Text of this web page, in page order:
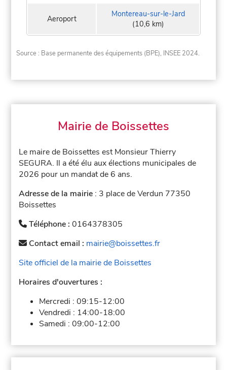
Aeroport
Montereau-sur-le-Jard
(10,6 km)
Source : Base permanente des équipements (BPE), INSEE 2024.
Mairie de Boissettes
Le maire de Boissettes est Monsieur Thierry
SEGURA. Il a été élu aux élections municipales de
2026 pour un mandat de 6 ans.
Adresse de la mairie : 3 place de Verdun 77350
Boissettes
Téléphone :0164378305
Contact email : mairie@boissettes.fr
Site officiel de la mairie de Boissettes
Horaires d'ouvertures :
Mercredi :09:15-12:00
Vendredi : 14:00-18:00
Samedi :09:00-12:00